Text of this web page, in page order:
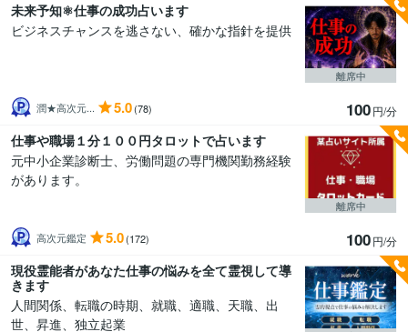
未来予知⚛仕事の成功占います
ビジネスチャンスを逃さない、確かな指針を提供
潤★高次元... 5.0(78) 100円/分
離席中
仕事や職場１分１００円タロットで占います
元中小企業診断士、労働問題の専門機関勤務経験
があります。
高次元鑑定 5.0(172) 100円/分
離席中
現役霊能者があなた仕事の悩みを全て霊視して導
きます
人間関係、転職の時期、就職、適職、天職、出
世、昇進、独立起業